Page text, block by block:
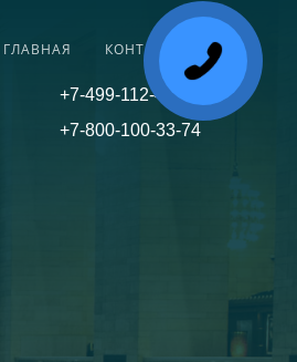
ГЛАВНАЯ КОНТАКТЫ
+7-499-112-45-81
+7-800-100-33-74